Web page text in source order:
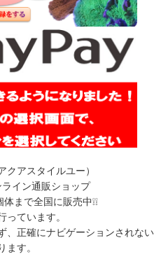
アスタイルユー）
イン通販ショップ
まで全国に販売中❕❕
っています。
、正確にナビゲーションされない
ます。